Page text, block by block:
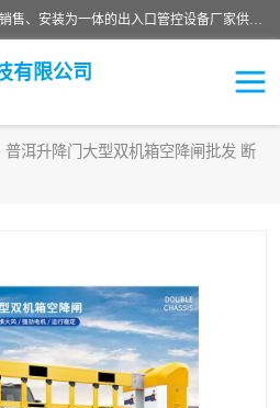
云南实名智科技有限公司是生产、销售、安装为一体的出入口管控设备厂家供应商。主营:电动伸缩门、道闸、广告道闸、重型空降闸、车牌识别、门禁通道、升降柱、岗亭、旗杆等智能设备。主营产品: 电动伸缩门,道闸门禁,车牌识别 生产、销售、安装为一体的出入口管控设备厂家源头供应商。
有限公司
普洱升降门大型双机箱空降闸批发 断
通道闸系列
伸缩门